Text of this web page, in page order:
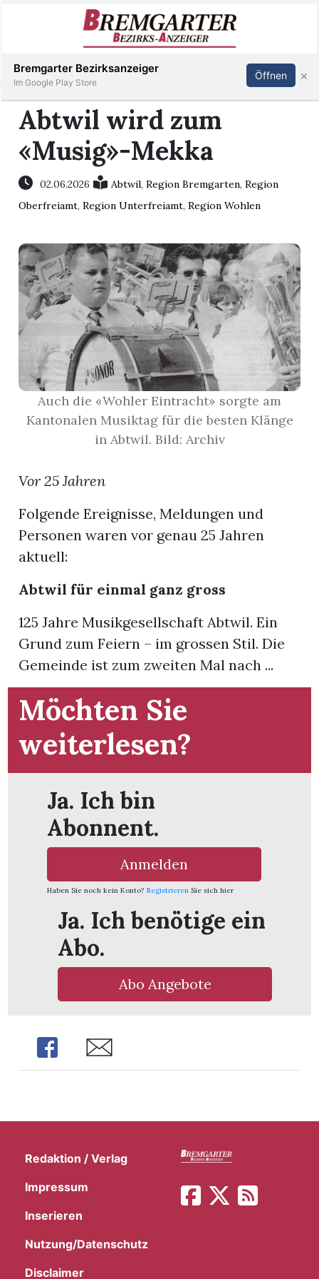
Immobilien
Veranstaltungen
E-
Paper
Newsletter
App
Inserieren Abonnieren Anmelden
Abtwil wird zum
«Musig»-Mekka
02.06.2026 Abtwil,Region Bremgarten,Region
Oberfreiamt,Region Unterfreiamt,Region Wohlen
Auch die «Wohler Eintracht» sorgte am
Kantonalen Musiktag für die besten Klänge
in Abtwil. Bild: Archiv
Vor 25 Jahren
Folgende Ereignisse, Meldungen und
Personen waren vor genau 25 Jahren
aktuell:
Abtwil für einmal ganz gross
125 Jahre Musikgesellschaft Abtwil. Ein
Grund zum Feiern – im grossen Stil. Die
Gemeinde ist zum zweiten Mal nach ...
Möchten Sie
weiterlesen?
Ja. Ich bin
Abonnent.
Anmelden
Haben Sie noch kein Konto? Registrieren Sie sich hier
Ja. Ich benötige ein
Abo.
Abo Angebote
Share Share
Redaktion / Verlag
Impressum
Inserieren
Nutzung/Datenschutz
Disclaimer
Bremgarter Bezirksanzeiger
Im Google Play Store
Öffnen ×